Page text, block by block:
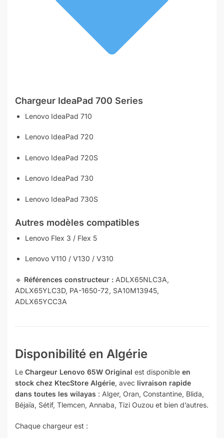
Chargeur IdeaPad 700 Series
Lenovo IdeaPad 710
Lenovo IdeaPad 720
Lenovo IdeaPad 720S
Lenovo IdeaPad 730
Lenovo IdeaPad 730S
Autres modèles compatibles
Lenovo Flex 3 / Flex 5
Lenovo V110 / V130 / V310
🔹 Références constructeur : ADLX65NLC3A,
ADLX65YLC3D, PA-1650-72, SA10M13945,
ADLX65YCC3A
Disponibilité en Algérie
Le Chargeur Lenovo 65W Original est disponible en
stock chez KtecStore Algérie, avec livraison rapide
dans toutes les wilayas : Alger, Oran, Constantine, Blida,
Béjaïa, Sétif, Tlemcen, Annaba, Tizi Ouzou et bien d’autres.
Chaque chargeur est :